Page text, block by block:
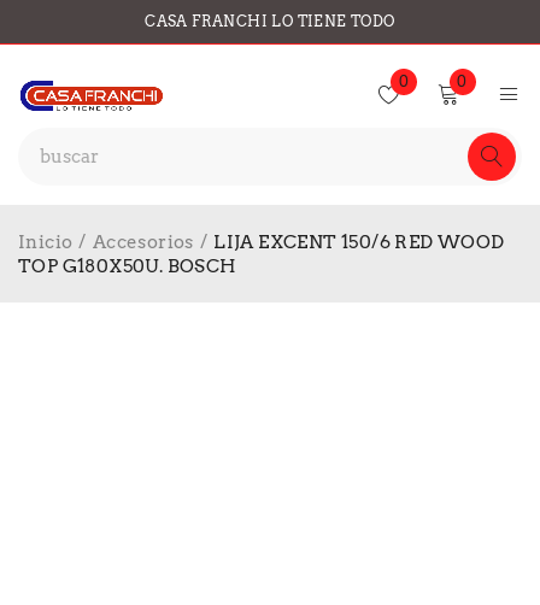
CASA FRANCHI LO TIENE TODO
0 0
Inicio / Accesorios / LIJA EXCENT 150/6 RED WOOD
TOP G180X50U. BOSCH